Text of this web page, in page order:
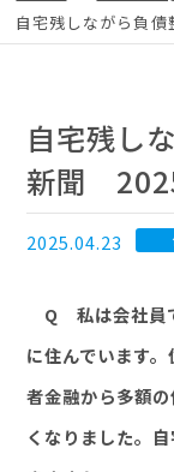
自宅残しながら負
自宅残し
新聞
2025.04.23
Q 私は会社員
に住んでいます
者金融から多額
くなりました。